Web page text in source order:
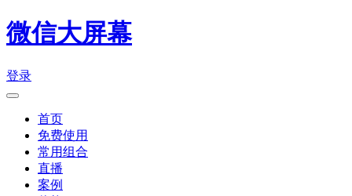
微信大屏幕
登录
首页
免费使用
常用组合
直播
案例